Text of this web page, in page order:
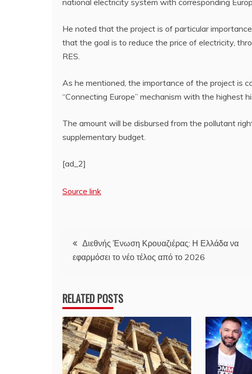
He noted that the project is of particular
that the goal is to reduce the price of electricity,
RES.
As he mentioned, the importance of the project is
“Connecting Europe” mechanism with the highest
The amount will be disbursed from the pollutant
supplementary budget.
[ad_2]
Source link
Πλοήγηση
άρθρων
Διεθνής Ένωση Κρουαζιέρας: Η Ελλάδα να
εφαρμόσει το νέο τέλος από το 2026
RELATED POSTS